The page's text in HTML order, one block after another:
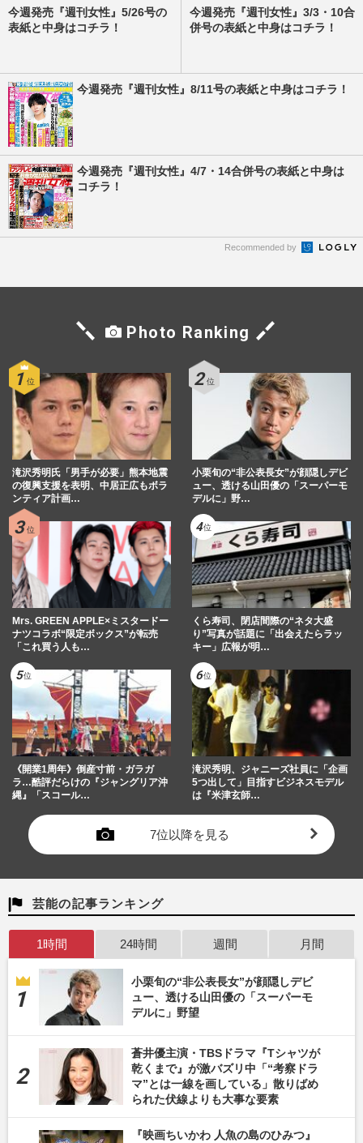
今週発売『週刊女性』5/26号の
表紙と中身はコチラ！
今週発売『週刊女性』3/3・10合
併号の表紙と中身はコチラ！
今週発売『週刊女性』8/11号の表紙と中身はコチラ！
今週発売『週刊女性』4/7・14合併号の表紙と中身は
コチラ！
Recommended by
Photo Ranking
滝沢秀明氏「男手が必要」熊本地震
の復興支援を表明、中居正広もボラ
ンティア計画…
小栗旬の“非公表長女”が顔隠しデビ
ュー、透ける山田優の「スーパーモ
デルに」野…
Mrs. GREEN APPLE×ミスタードー
ナツコラボ“限定ボックス”が転売
「これ買う人も…
くら寿司、閉店間際の“ネタ大盛
り”写真が話題に「出会えたらラッ
キー」広報が明…
《開業1周年》倒産寸前・ガラガ
ラ…酷評だらけの『ジャングリア沖
縄』「スコール…
滝沢秀明、ジャニーズ社員に「企画
5つ出して」目指すビジネスモデル
は『米津玄師…
7位以降を見る
芸能の記事ランキング
1時間 24時間 週間 月間
小栗旬の“非公表長女”が顔隠しデビ
ュー、透ける山田優の「スーパーモ
デルに」野望
蒼井優主演・TBSドラマ『Tシャツが
乾くまで』が激バズリ中「“考察ドラ
マ”とは一線を画している」散りばめ
られた伏線よりも大事な要素
『映画ちいかわ 人魚の島のひみつ』